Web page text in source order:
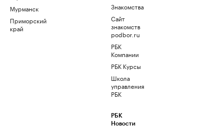
Мурманск
Приморский
край
Знакомства
Сайт
знакомств
podbor.ru
РБК
Компании
РБК Курсы
Школа
управления
РБК
РБК
Новости